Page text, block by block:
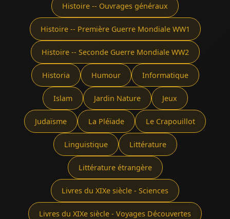
Histoire -- Ouvrages généraux
Histoire -- Première Guerre Mondiale WW1
Histoire -- Seconde Guerre Mondiale WW2
Historia Humour Informatique
Islam Jardin Nature Jeux
Judaïsme La Pléïade Le Crapouillot
Linguistique Littérature
Littérature étrangère
Livres du XIXe siècle - Sciences
Livres du XIXe siècle - Voyages Découvertes